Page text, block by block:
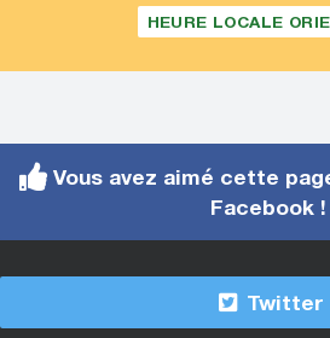
HEURE LOCALE
Vous avez aimé cette
Facebook !
Twitter